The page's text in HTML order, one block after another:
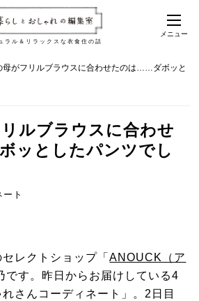
ラル＆リラックスな衣食住の話
メニュー
母がフリルブラウスに合わせたのは……ダボッと
ルブラウスに合わせ
ッとしたパンツでし
ト
レクトショップ「ANOUCK（ア
です。昨日からお届けしている4
さんコーディネート」。2日目